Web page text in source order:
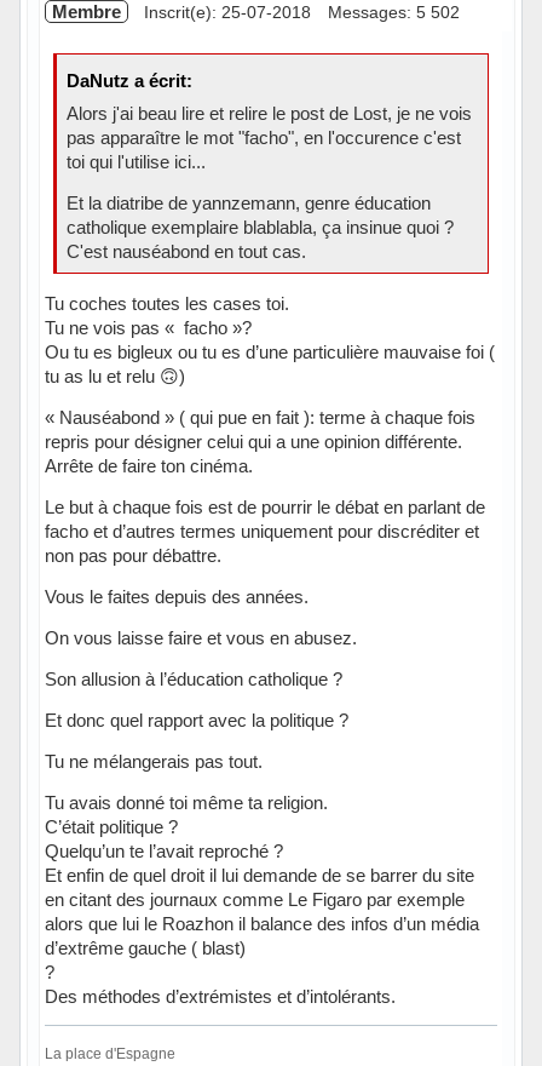
Membre Inscrit(e): 25-07-2018 Messages: 5 502
DaNutz a écrit:
Alors j'ai beau lire et relire le post de Lost, je ne vois
pas apparaître le mot "facho", en l'occurence c'est
toi qui l'utilise ici...
Et la diatribe de yannzemann, genre éducation
catholique exemplaire blablabla, ça insinue quoi ?
C'est nauséabond en tout cas.
Tu coches toutes les cases toi.
Tu ne vois pas « facho »?
Ou tu es bigleux ou tu es d’une particulière mauvaise foi (
tu as lu et relu 🙃)
« Nauséabond » ( qui pue en fait ): terme à chaque fois
repris pour désigner celui qui a une opinion différente.
Arrête de faire ton cinéma.
Le but à chaque fois est de pourrir le débat en parlant de
facho et d’autres termes uniquement pour discréditer et
non pas pour débattre.
Vous le faites depuis des années.
On vous laisse faire et vous en abusez.
Son allusion à l’éducation catholique ?
Et donc quel rapport avec la politique ?
Tu ne mélangerais pas tout.
Tu avais donné toi même ta religion.
C’était politique ?
Quelqu’un te l’avait reproché ?
Et enfin de quel droit il lui demande de se barrer du site
en citant des journaux comme Le Figaro par exemple
alors que lui le Roazhon il balance des infos d’un média
d’extrême gauche ( blast)
?
Des méthodes d’extrémistes et d’intolérants.
La place d'Espagne